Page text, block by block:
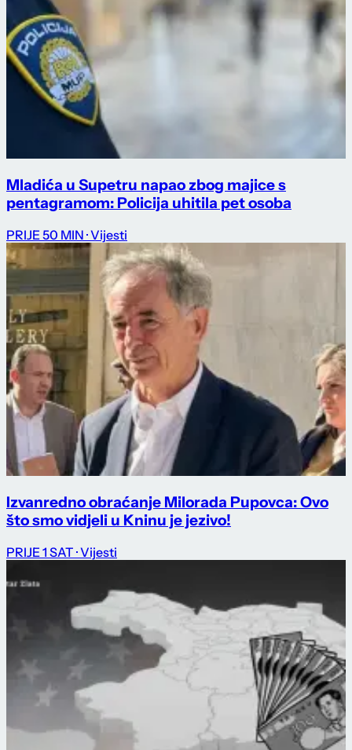
Mladića u Supetru napao zbog majice s
pentagramom: Policija uhitila pet osoba
PRIJE 50 MIN · Vijesti
Izvanredno obraćanje Milorada Pupovca: Ovo
što smo vidjeli u Kninu je jezivo!
PRIJE 1 SAT · Vijesti